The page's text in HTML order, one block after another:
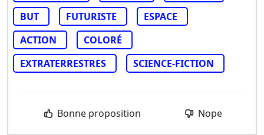
BUT FUTURISTE
ESPACE
ACTION
COLORÉ
EXTRATERRESTRES
SCIENCE-FICTION
Bonne proposition Nope